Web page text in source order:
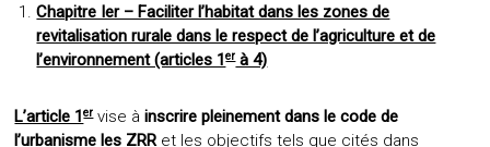
Chapitre Ier – Faciliter l’habitat dans les zones de
revitalisation rurale dans le respect de l’agriculture et de
l’environnement (articles 1erà 4)
L’article 1ervise àinscrire pleinement dans le code de
l’urbanisme les ZRRet les objectifs tels que cités dans